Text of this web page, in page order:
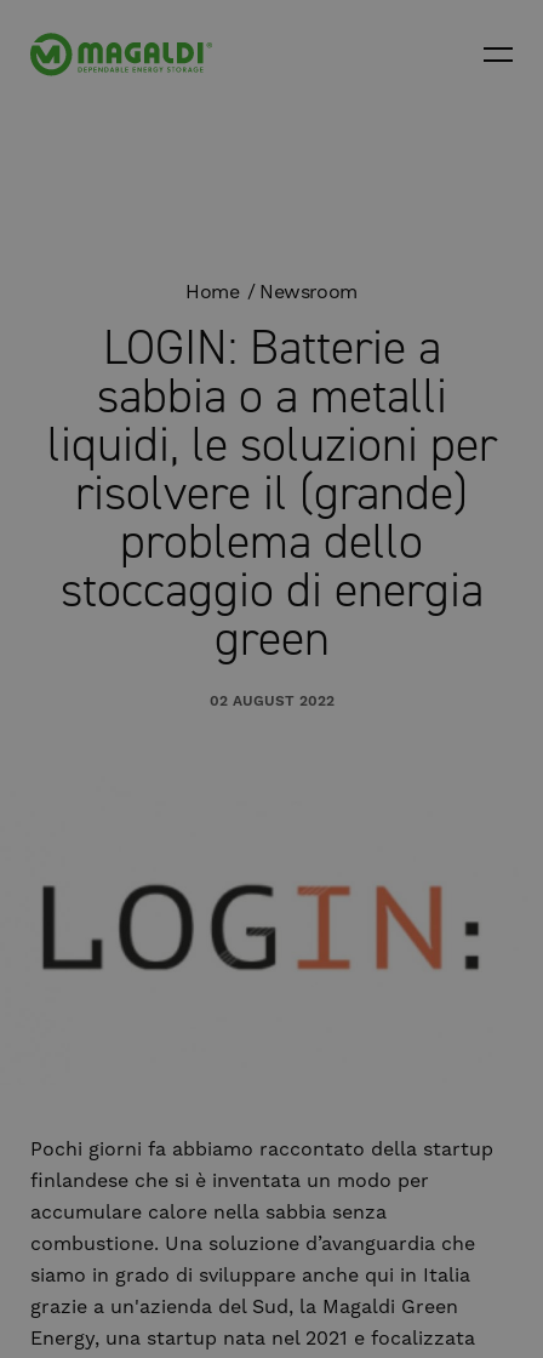
Home Newsroom
LOGIN: Batterie a
sabbia o a metalli
liquidi, le soluzioni per
risolvere il (grande)
problema dello
stoccaggio di energia
green
02 AUGUST 2022
Pochi giorni fa abbiamo raccontato della startup
finlandese che si è inventata un modo per
accumulare calore nella sabbia senza
combustione. Una soluzione d’avanguardia che
siamo in grado di sviluppare anche qui in Italia
grazie a un'azienda del Sud, la Magaldi Green
Energy, una startup nata nel 2021 e focalizzata